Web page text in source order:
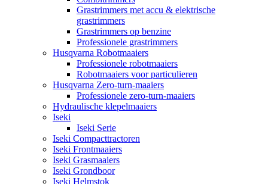
Grastrimmers met accu & elektrische
grastrimmers
Grastrimmers op benzine
Professionele grastrimmers
Husqvarna Robotmaaiers
Professionele robotmaaiers
Robotmaaiers voor particulieren
Husqvarna Zero-turn-maaiers
Professionele zero-turn-maaiers
Hydraulische klepelmaaiers
Iseki
Iseki Serie
Iseki Compacttractoren
Iseki Frontmaaiers
Iseki Grasmaaiers
Iseki Grondboor
Iseki Helmstok